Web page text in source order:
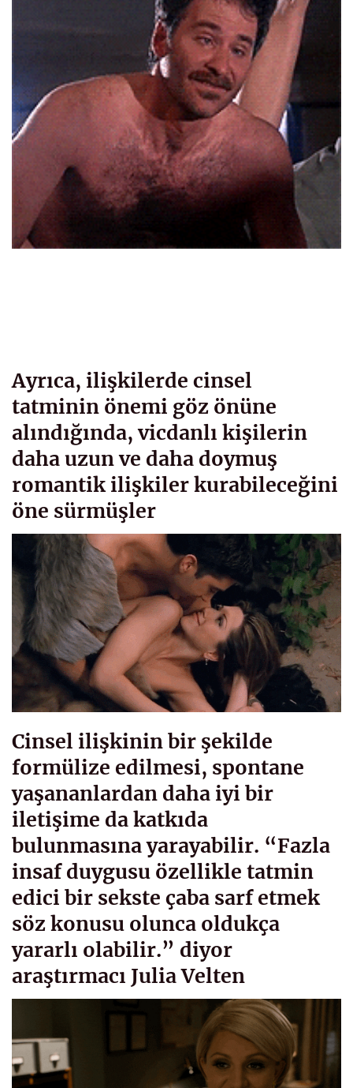
Ayrıca, ilişkilerde cinsel
tatminin önemi göz önüne
alındığında, vicdanlı kişilerin
daha uzun ve daha doymuş
romantik ilişkiler kurabileceğini
öne sürmüşler
Cinsel ilişkinin bir şekilde
formülize edilmesi, spontane
yaşananlardan daha iyi bir
iletişime da katkıda
bulunmasına yarayabilir. “Fazla
insaf duygusu özellikle tatmin
edici bir sekste çaba sarf etmek
söz konusu olunca oldukça
yararlı olabilir.” diyor
araştırmacı Julia Velten